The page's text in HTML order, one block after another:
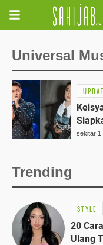
Universal
27
sekitar 1
Trending
STYLE
20
Ulang